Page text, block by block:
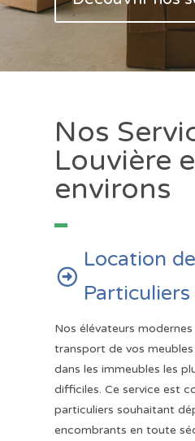
Nos
Louvière
environs

Location
Particuliers
Nos élévateurs
transport de vos
dans les immeubles les
difficiles. Ce service est
particuliers souhaitant
encombrants en toute